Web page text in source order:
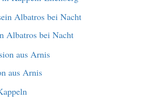
Albatros bei Nacht
aus Arnis